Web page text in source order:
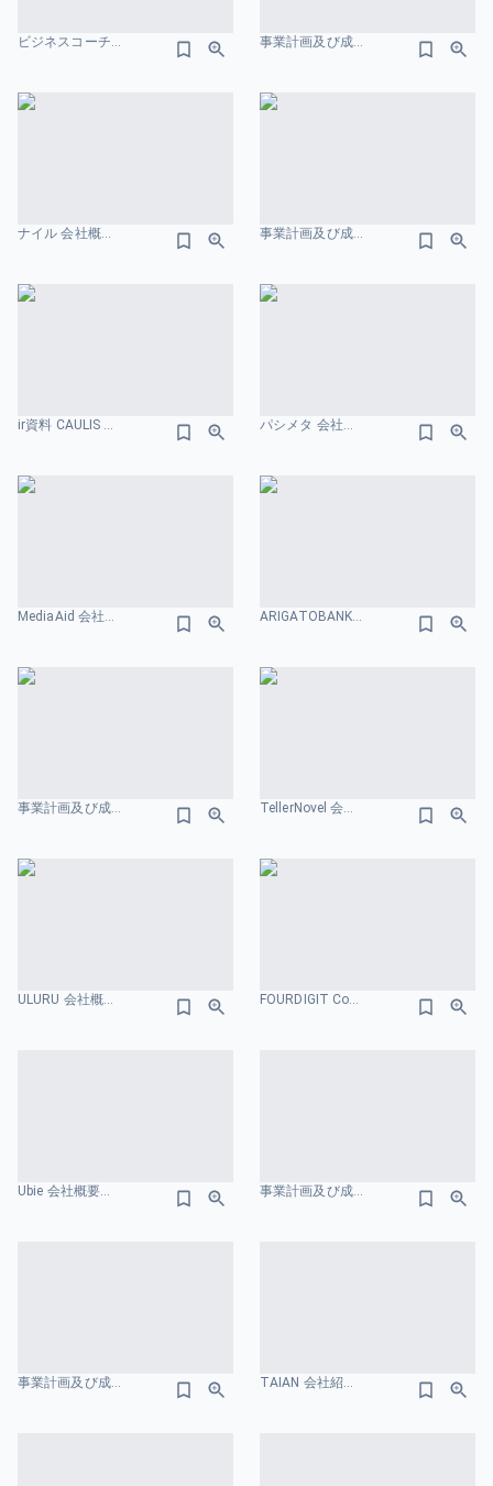
ビジネスコーチ 会社概要のスライドデザイン 事業計画及び成長可能性に関する説明資料-株式会社QDレーザ 会社概要のスライドデザイン
ナイル 会社概要のスライドデザイン 事業計画及び成長可能性に関する事項 株式会社ZUU 会社概要のスライドデザイン
ir資料 CAULIS 人物写真のスライドデザイン パシメタ 会社紹介資料 会社概要のスライドデザイン
MediaAid 会社紹介資料 メンバーのスライドデザイン ARIGATOBANK 会社概要のスライドデザイン
事業計画及び成⻑可能性に関する事項 株式会社visumo 会社概要のスライドデザイン TellerNovel 会社概要のスライドデザイン
ULURU 会社概要のスライドデザイン FOURDIGIT Company Profile 会社概要のスライドデザイン
Ubie 会社概要のスライドデザイン 事業計画及び成長可能性に関する事項-株式会社ハンモック 会社概要のスライドデザイン
事業計画及び成長可能性に関する事項 株式会社カヤック 会社概要のスライドデザイン TAIAN 会社紹介資料 会社概要のスライドデザイン